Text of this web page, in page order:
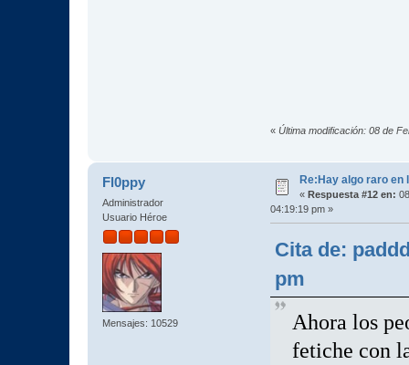
« Última modificación: 08 de
Fl0ppy
Administrador
Usuario Héroe
Mensajes: 10529
Re:Hay algo raro en
« Respuesta #12 en:
04:19:19 pm »
Cita de:
pm
Ahora los
fetiche con